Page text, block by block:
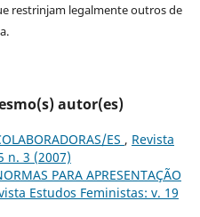
restrinjam legalmente outros de
autor(es)
ES , Revista
n. 3 (2007)
PARA APRESENTAÇÃO
Estudos Feministas: v. 19